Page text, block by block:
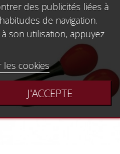
des publicités liées à
de navigation.
son utilisation, appuyez
les cookies
J'ACCEPTE